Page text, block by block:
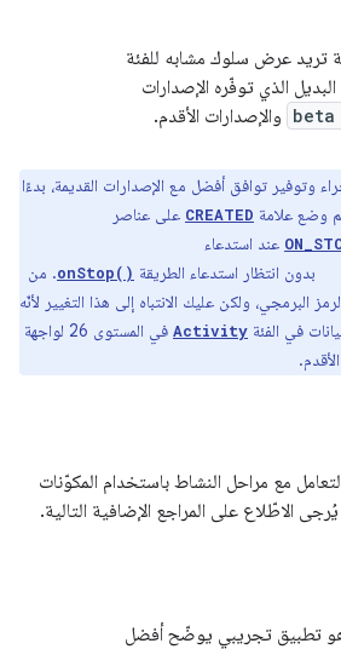
تريد عرض سلوك مشابه للفئة
الذي توفّره الإصدارات
beta والإصدارات الأقدم.
وتوفير توافق أفضل مع الإصدارات القديمة، بدءًا
وضع علامة CREATED على عناصر
عند استدعاء
بدون انتظار استدعاء الطريقة onStop(). من
البرمجي، ولكن عليك الانتباه إلى هذا التغيير لأنّه
في الفئة Activity
في المستوى 26 لواجهة
مع مراحل النشاط باستخدام المكوّنات
الاطّلاع على المراجع الإضافية التالية.
تطبيق تجريبي يوضّح أفضل